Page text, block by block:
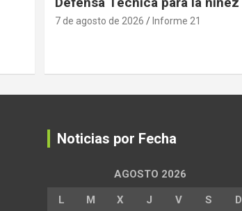
7 de agosto de 2026 Informe 21
Noticias por Fecha
AGOSTO 2026
L M X J V S D